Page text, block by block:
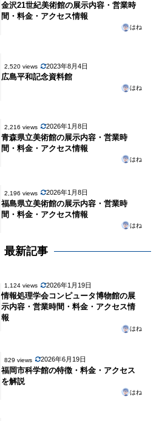
金沢21世紀美術館の展示内容・営業時
間・料金・アクセス情報
はね
2,520 views 2023年8月4日
広島平和記念資料館
はね
2,216 views 2026年1月8日
青森県立美術館の展示内容・営業時
間・料金・アクセス情報
はね
2,196 views 2026年1月8日
福島県立美術館の展示内容・営業時
間・料金・アクセス情報
はね
最新記事
1,124 views 2026年1月19日
情報処理学会コンピュータ博物館の展
示内容・営業時間・料金・アクセス情
報
はね
829 views 2026年6月19日
福岡市科学館の特徴・料金・アクセス
を解説
はね